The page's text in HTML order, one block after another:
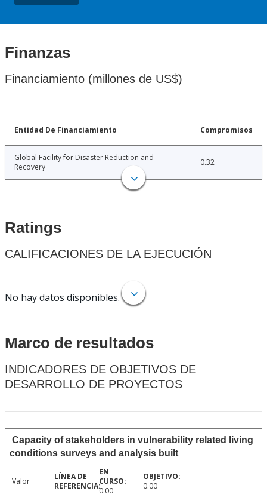
Finanzas
Financiamiento (millones de US$)
Entidad De Financiamiento Compromisos
Global Facility for Disaster Reduction and
Recovery
0.32
Ratings
CALIFICACIONES DE LA EJECUCIÓN
No hay datos disponibles.
Marco de resultados
INDICADORES DE OBJETIVOS DE
DESARROLLO DE PROYECTOS
Capacity of stakeholders in vulnerability related living
conditions surveys and analysis built
Valor
0.00
0.00